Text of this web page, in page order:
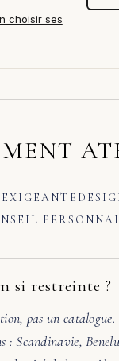
choisir ses
si restreinte ?
pas un
: Scandinavie,